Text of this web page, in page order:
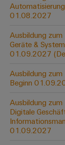
für
für
bewährte
Lösungen
für
IIoT
&
Blitz-
und
PV
Support
Daten
IIoT
and
Offene
und
01.08.2027
Ausbildung
Geräte &
01.09.2027
Ausbildung
Beginn
Ausbildung
Digitale
01.09.2027